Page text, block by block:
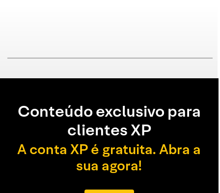
Conteúdo exclusivo para
clientes XP
A conta XP é gratuita. Abra a
sua agora!